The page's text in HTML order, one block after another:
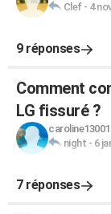
Clef- 4
9 réponses
Comment
LG fissuré ?
caroline13001
night - 6
7 réponses